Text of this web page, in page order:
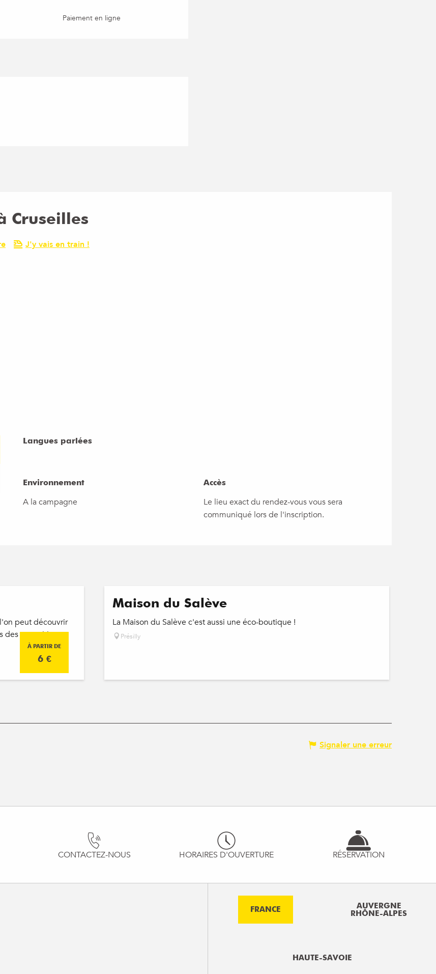
Paiement en ligne
Cruseilles
J'y vais en train !
Langues parlées
Langues parlées
Environnement
Environnement
A la campagne
Accès
Accès
Le lieu exact du rendez-vous vous sera
communiqué lors de l'inscription.
À PARTIR DE
6 €
peut découvrir
des expositions,
Maison du Salève
La Maison du Salève c'est aussi une éco-boutique !
Présilly
Signaler une erreur
CONTACTEZ-NOUS HORAIRES D'OUVERTURE RÉSERVATION
FRANCE
AUVERGNE
RHÔNE-ALPES
HAUTE-SAVOIE